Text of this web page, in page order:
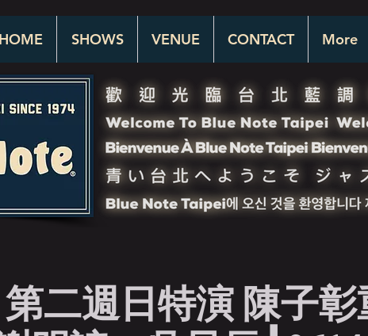
SHOWS VENUE CONTACT More
二週日特演 陳子